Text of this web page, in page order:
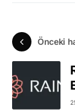
Önceki